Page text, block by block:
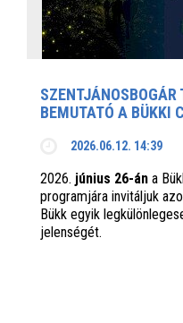
BEMUTATÓ A BÜKKI
2026.06.12. 14:39
2026. június 26-án a
programjára invitáljuk
Bükk egyik
jelenségét.